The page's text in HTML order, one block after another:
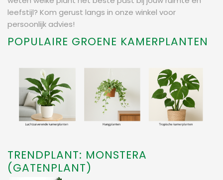
leefstijl? Kom gerust langs in onze winkel voor
persoonlijk advies!
POPULAIRE GROENE KAMERPLANTEN
TRENDPLANT: MONSTERA
(GATENPLANT)